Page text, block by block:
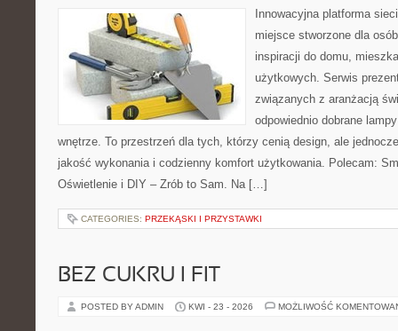
Innowacyjna platforma
miejsce stworzone dla
inspiracji do domu,
użytkowych. Serwis
związanych z aranżacją
odpowiednio dobrane
wnętrze. To przestrzeń dla tych, którzy cenią design, ale
jakość wykonania i codzienny komfort użytkowania. Polecam:
Oświetlenie i DIY – Zrób to Sam. Na […]
CATEGORIES: PRZEKĄSKI I PRZYSTAWKI
BEZ CUKRU I FIT
POSTED BY ADMIN KWI - 23 - 2026 MOŻLIWOŚĆ